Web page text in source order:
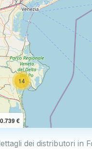
14
0.739 €
dei distributori in